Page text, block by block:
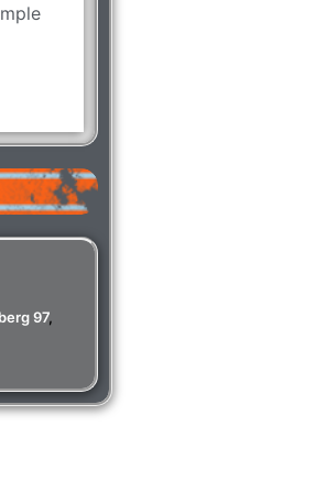
97,